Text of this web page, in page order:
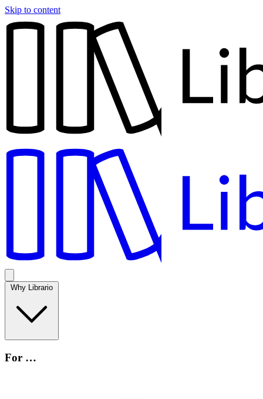
Skip to content
Why Librario
For …